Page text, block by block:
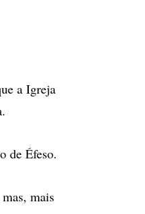
a Igreja
de Éfeso.
mais